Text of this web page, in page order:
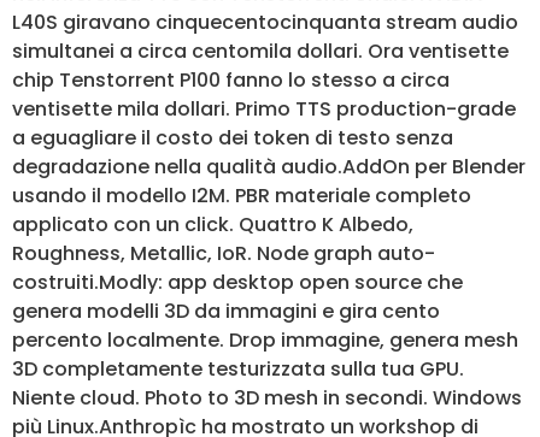
L40S giravano cinquecentocinquanta stream audio
simultanei a circa centomila dollari. Ora ventisette
chip Tenstorrent P100 fanno lo stesso a circa
ventisette mila dollari. Primo TTS production-grade
a eguagliare il costo dei token di testo senza
degradazione nella qualità audio.AddOn per Blender
usando il modello I2M. PBR materiale completo
applicato con un click. Quattro K Albedo,
Roughness, Metallic, IoR. Node graph auto-
costruiti.Modly: app desktop open source che
genera modelli 3D da immagini e gira cento
percento localmente. Drop immagine, genera mesh
3D completamente testurizzata sulla tua GPU.
Niente cloud. Photo to 3D mesh in secondi. Windows
più Linux.Anthropìc ha mostrato un workshop di